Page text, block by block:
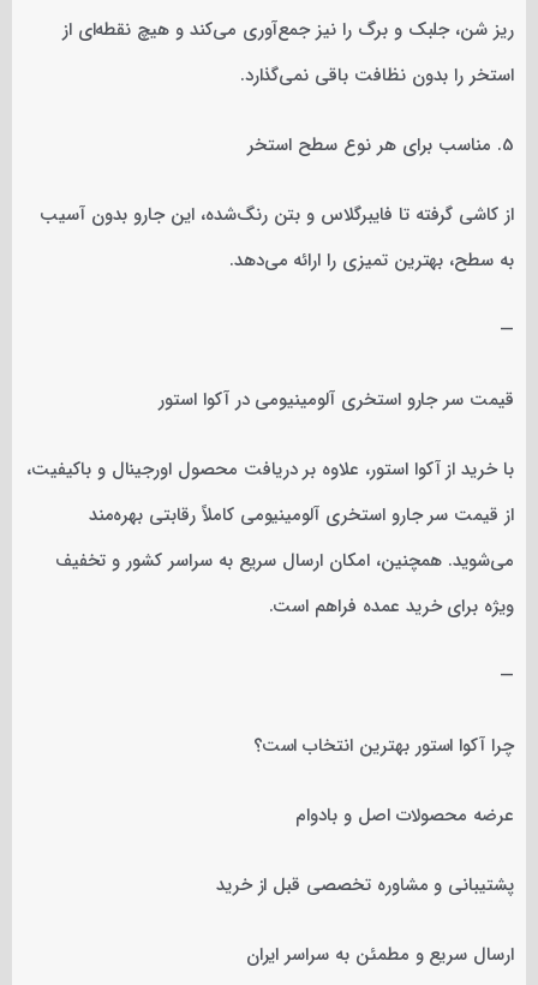
ریز شن، جلبک و برگ را نیز جمع‌آوری می‌کند و هیچ نقطه‌ای از
استخر را بدون نظافت باقی نمی‌گذارد.
5. مناسب برای هر نوع سطح استخر
از کاشی گرفته تا فایبرگلاس و بتن رنگ‌شده، این جارو بدون آسیب
به سطح، بهترین تمیزی را ارائه می‌دهد.
—
قیمت سر جارو استخری آلومینیومی در آکوا استور
با خرید از آکوا استور، علاوه بر دریافت محصول اورجینال و باکیفیت،
از قیمت سر جارو استخری آلومینیومی کاملاً رقابتی بهره‌مند
می‌شوید. همچنین، امکان ارسال سریع به سراسر کشور و تخفیف
ویژه برای خرید عمده فراهم است.
—
چرا آکوا استور بهترین انتخاب است؟
عرضه محصولات اصل و بادوام
پشتیبانی و مشاوره تخصصی قبل از خرید
ارسال سریع و مطمئن به سراسر ایران